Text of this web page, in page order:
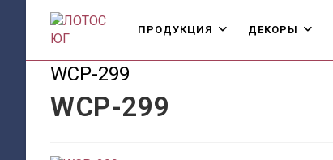
содержимому
ПРОДУКЦИЯ ДЕКОРЫ
WCP-299
WCP-299